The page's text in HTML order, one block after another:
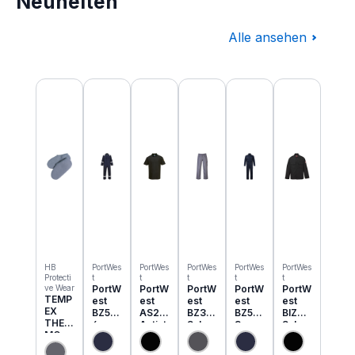
Alle ansehen
Produktgalerie überspringen
HB
Protecti
ve Wear
TEMP
EX
THER
MO
Einzie
PortWes
t
PortW
est
BZ50
6
Classi
c
PortWes
t
PortW
est
AS21
Antist
atik
ESD
PortWes
t
PortW
est
BZ31
Schw
eisser
Cargo
PortWes
t
PortW
est
BZ52
3
Bizwe
ld
PortWes
t
PortW
est
BIZ2
Schw
eisser
Jacke